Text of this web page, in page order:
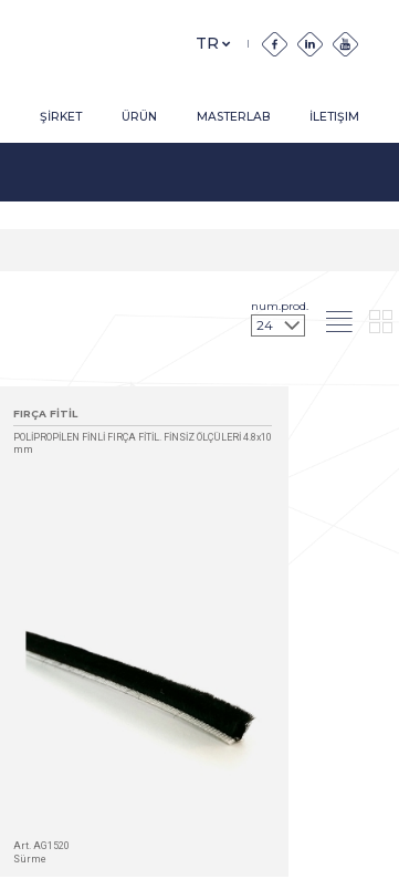
ŞİRKET ÜRÜN MASTERLAB İLETIŞIM
num.prod.
FIRÇA FİTİL
POLİPROPİLEN FİNLİ FIRÇA FİTİL. FİNSİZ ÖLÇÜLERİ 4.8x10
mm
Art. AG1520
Sürme